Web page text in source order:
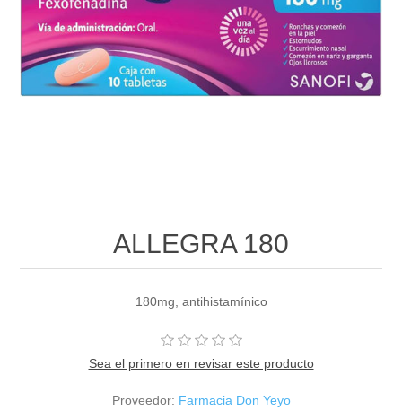
ALLEGRA 180
180mg, antihistamínico
Sea el primero en revisar este producto
Proveedor: Farmacia Don Yeyo